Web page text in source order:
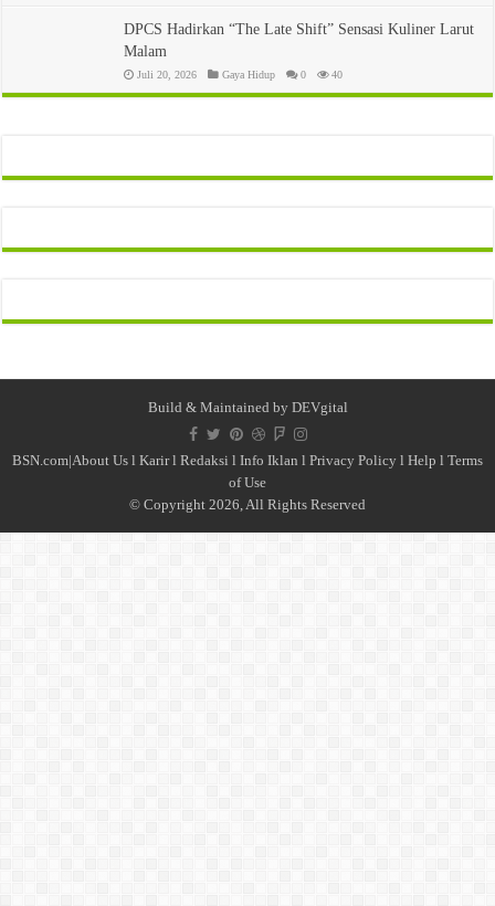
DPCS Hadirkan “The Late Shift” Sensasi Kuliner Larut
Malam
Juli 20, 2026 Gaya Hidup 0 40
Build & Maintained by DEVgital
BSN.com|About Us l Karirl Redaksi l Info Iklan l Privacy Policy l Help l Terms
of Use
© Copyright 2026, All Rights Reserved